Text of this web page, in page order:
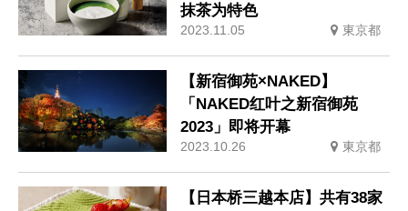
抹茶为特色
2023.11.05 東京都
【新宿御苑×NAKED】
「NAKED红叶之新宿御苑
2023」即将开幕
2023.10.26 東京都
【日本桥三越本店】共有38家